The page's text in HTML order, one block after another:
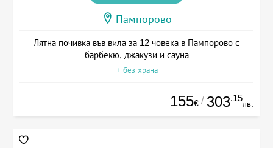
Пампорово
Лятна почивка във вила за 12 човека в Пампорово с
барбекю, джакузи и сауна
+ без храна
155€ / 303.15
лв.